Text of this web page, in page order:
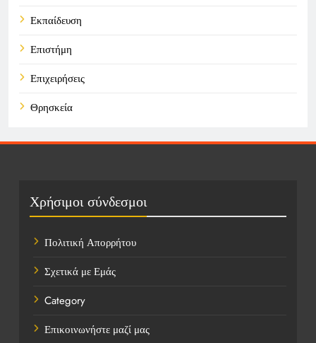
Εκπαίδευση
Επιστήμη
Επιχειρήσεις
Θρησκεία
Πολιτική
Υγεία
Ψυχαγωγία
Χρήσιμοι σύνδεσμοι
Πολιτική Απορρήτου
Σχετικά με Εμάς
Category
Επικοινωνήστε μαζί μας